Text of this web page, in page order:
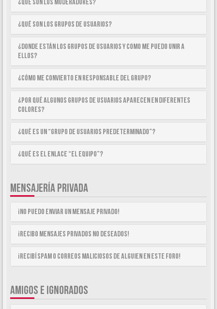
¿Qué son los Moderadores?
¿Qué son los Grupos de Usuarios?
¿Donde están los Grupos de Usuarios y como me puedo unir a
ellos?
¿Cómo me convierto en Responsable del Grupo?
¿Por qué algunos Grupos de Usuarios aparecen en diferentes
colores?
¿Qué es un “Grupo de Usuarios predeterminado”?
¿Qué es el enlace “El equipo”?
MENSAJERÍA PRIVADA
¡No puedo enviar un mensaje privado!
¡Recibo mensajes privados no deseados!
¡Recibí spam o correos maliciosos de alguien en este foro!
AMIGOS E IGNORADOS